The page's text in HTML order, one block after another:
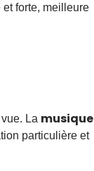
forte, meilleure
La musique
particulière et